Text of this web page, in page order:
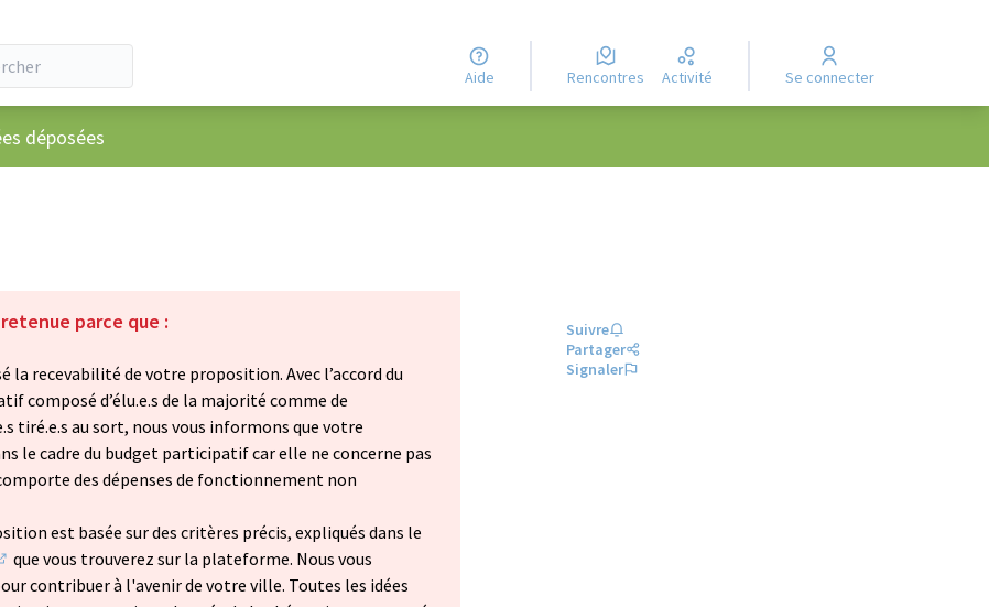
Aide Rencontres Activité Se connecter
déposées
parce que :
la recevabilité de votre proposition. Avec l’accord du
composé d’élu.e.s de la majorité comme de
tiré.e.s au sort, nous vous informons que votre
le cadre du budget participatif car elle ne concerne pas
des dépenses de fonctionnement non
est basée sur des critères précis, expliqués dans le
dans un nouvel onglet)
que vous trouverez sur la plateforme. Nous vous
contribuer à l'avenir de votre ville. Toutes les idées
Suivre
Partager
Signaler